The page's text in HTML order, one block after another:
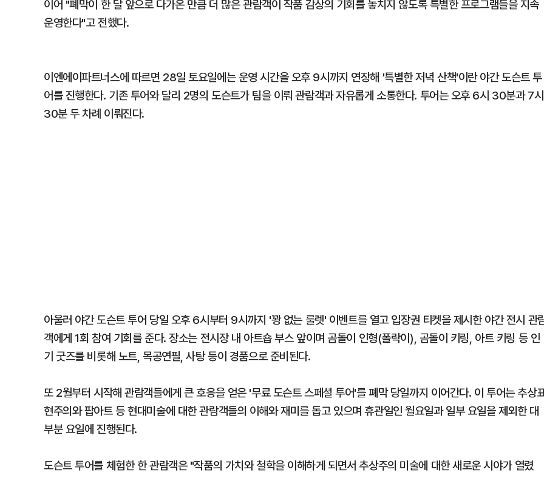
이어 "폐막이 한 달 앞으로 다가온 만큼 더 많은 관람객이 작품 감상의 기회를 놓치지 않도록 특별한 프로그램들을 지속
운영한다"고 전했다.
이엔에이파트너스에 따르면 28일 토요일에는 운영 시간을 오후 9시까지 연장해 '특별한 저녁 산책'이란 야간 도슨트 투
어를 진행한다. 기존 투어와 달리 2명의 도슨트가 팀을 이뤄 관람객과 자유롭게 소통한다. 투어는 오후 6시 30분과 7시
30분 두 차례 이뤄진다.
아울러 야간 도슨트 투어 당일 오후 6시부터 9시까지 '꽝 없는 룰렛' 이벤트를 열고 입장권 티켓을 제시한 야간 전시 관
객에게 1회 참여 기회를 준다. 장소는 전시장 내 아트숍 부스 앞이며 곰돌이 인형(폴락이), 곰돌이 키링, 아트 키링 등 인
기 굿즈를 비롯해 노트, 목공연필, 사탕 등이 경품으로 준비된다.
또 2월부터 시작해 관람객들에게 큰 호응을 얻은 '무료 도슨트 스페셜 투어'를 폐막 당일까지 이어간다. 이 투어는 추상
현주의와 팝아트 등 현대미술에 대한 관람객들의 이해와 재미를 돕고 있으며 휴관일인 월요일과 일부 요일을 제외한 대
부분 요일에 진행된다.
도슨트 투어를 체험한 한 관람객은 "작품의 가치와 철학을 이해하게 되면서 추상주의 미술에 대한 새로운 시야가 열렸